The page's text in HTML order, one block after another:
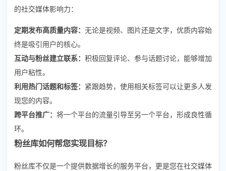
的社交媒体影响力：
定期发布高质量内容： 无论是视频、图片还是文字，优质内容始
终是吸引用户的核心。
互动与粉丝建立联系： 积极回复评论、参与话题讨论，能够增加
用户粘性。
利用热门话题和标签： 紧跟趋势，使用相关标签可以让更多人发
现您的内容。
跨平台推广： 将一个平台的流量引导至另一个平台，形成良性循
环。
粉丝库如何帮您实现目标？
粉丝库不仅是一个提供数据增长的服务平台，更是您在社交媒体